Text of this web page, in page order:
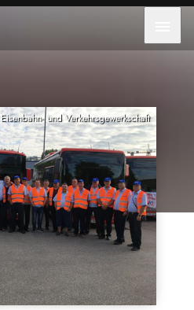
Eisenbahn- und Verkehrsgewerkschaft